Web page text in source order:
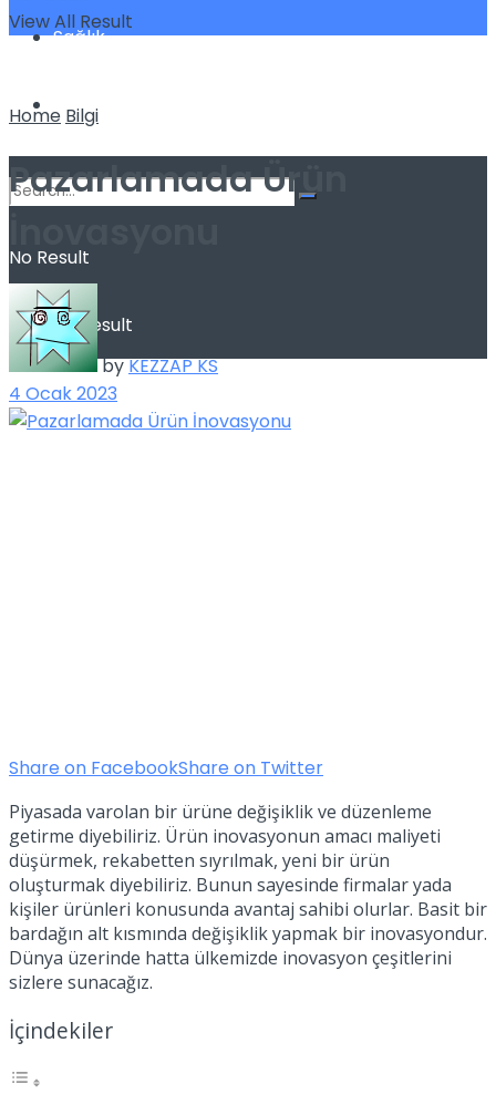
Sağlık
Spor
No Result
View All Result
View All Result
Home Bilgi
Pazarlamada Ürün
byKEZZAP KS
4 Ocak 2023
Share on FacebookShare on Twitter
Piyasada varolan bir ürüne değişiklik ve düzenleme
getirme diyebiliriz. Ürün inovasyonun amacı maliyeti
düşürmek, rekabetten sıyrılmak, yeni bir ürün
oluşturmak diyebiliriz. Bunun sayesinde firmalar yada
kişiler ürünleri konusunda avantaj sahibi olurlar. Basit bir
bardağın alt kısmında değişiklik yapmak bir inovasyondur.
Dünya üzerinde hatta ülkemizde inovasyon çeşitlerini
sizlere sunacağız.
İçindekiler